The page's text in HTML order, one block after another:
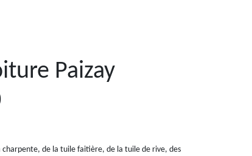
Paizay
de la tuile faitière, de la tuile de rive, des